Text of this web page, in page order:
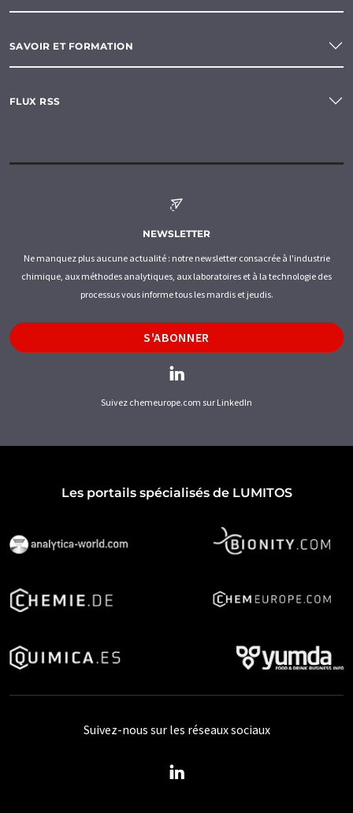
SAVOIR ET FORMATION
FLUX RSS
NEWSLETTER
Ne manquez plus aucune actualité : notre newsletter consacrée à l'industrie
chimique, aux méthodes analytiques, aux laboratoires et à la technologie des
processus vous informe tous les mardis et jeudis.
S'ABONNER
Suivez chemeurope.com sur LinkedIn
Les portails spécialisés de LUMITOS
Suivez-nous sur les réseaux sociaux